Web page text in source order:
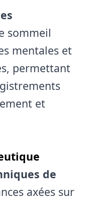
sommeil
mentales et
permettant
et
de
axées sur